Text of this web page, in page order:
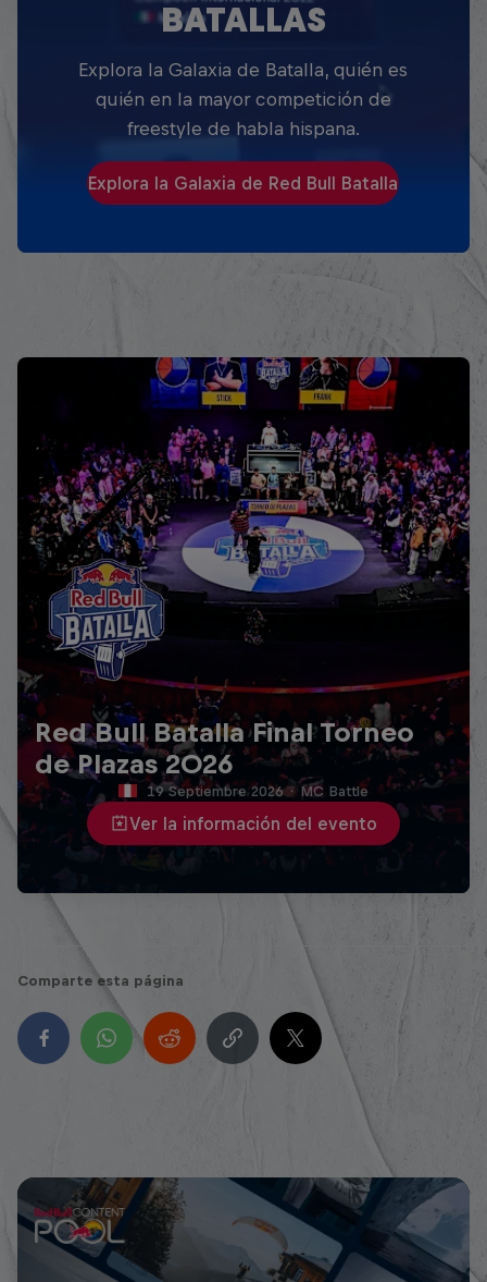
BATALLAS
Explora la Galaxia de Batalla, quién es
quién en la mayor competición de
freestyle de habla hispana.
Explora la Galaxia de Red Bull Batalla
Red Bull Batalla Final Torneo
de Plazas 2026
Ver la información del evento
19 Septiembre 2026 · MC Battle
Comparte esta página